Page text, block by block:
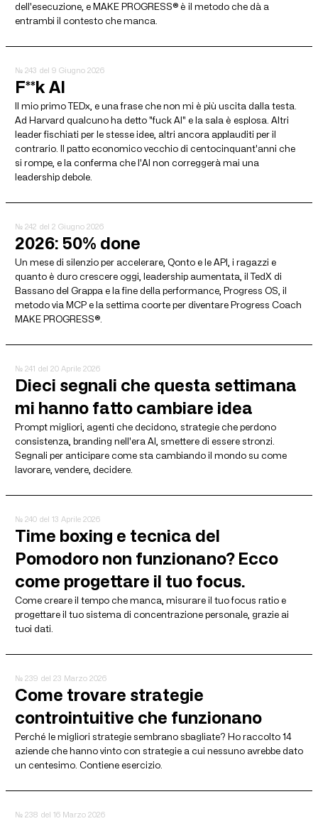
dell'esecuzione, e MAKE PROGRESS® è il metodo che dà a
entrambi il contesto che manca.
№ 243 del 9 Giugno 2026
F**k AI
Il mio primo TEDx, e una frase che non mi è più uscita dalla testa.
Ad Harvard qualcuno ha detto "fuck AI" e la sala è esplosa. Altri
leader fischiati per le stesse idee, altri ancora applauditi per il
contrario. Il patto economico vecchio di centocinquant'anni che
si rompe, e la conferma che l'AI non correggerà mai una
leadership debole.
№ 242 del 2 Giugno 2026
2026: 50% done
Un mese di silenzio per accelerare, Qonto e le API, i ragazzi e
quanto è duro crescere oggi, leadership aumentata, il TedX di
Bassano del Grappa e la fine della performance, Progress OS, il
metodo via MCP e la settima coorte per diventare Progress Coach
MAKE PROGRESS®.
№ 241 del 20 Aprile 2026
Dieci segnali che questa settimana
mi hanno fatto cambiare idea
Prompt migliori, agenti che decidono, strategie che perdono
consistenza, branding nell'era AI, smettere di essere stronzi.
Segnali per anticipare come sta cambiando il mondo su come
lavorare, vendere, decidere.
№ 240 del 13 Aprile 2026
Time boxing e tecnica del
Pomodoro non funzionano? Ecco
come progettare il tuo focus.
Come creare il tempo che manca, misurare il tuo focus ratio e
progettare il tuo sistema di concentrazione personale, grazie ai
tuoi dati.
№ 239 del 23 Marzo 2026
Come trovare strategie
controintuitive che funzionano
Perché le migliori strategie sembrano sbagliate? Ho raccolto 14
aziende che hanno vinto con strategie a cui nessuno avrebbe dato
un centesimo. Contiene esercizio.
№ 238 del 16 Marzo 2026